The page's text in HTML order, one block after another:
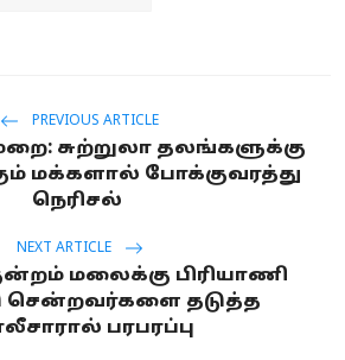
PREVIOUS ARTICLE
சுற்றுலா தலங்களுக்கு
மக்களால் போக்குவரத்து
நெரிசல்
NEXT ARTICLE
மலைக்கு பிரியாணி
சென்றவர்களை தடுத்த
பரபரப்பு